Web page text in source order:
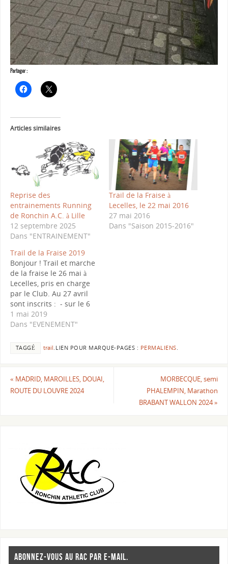
Partager :
Articles similaires
Reprise des
entrainements Running
de Ronchin A.C. à Lille
12 septembre 2025
Dans "ENTRAINEMENT"
Trail de la Fraise à
Lecelles, le 22 mai 2016
27 mai 2016
Dans "Saison 2015-2016"
Trail de la Fraise 2019
Bonjour ! Trail et marche
de la fraise le 26 mai à
Lecelles, pris en charge
par le Club. Au 27 avril
sont inscrits : - sur le 6
km :Nassim, Léa, Alain et
Edie-sur le 15 km: Audrey
Bruno, Perrine, Martine,
1 mai 2019
Dans "EVENEMENT"
TAGGÉ trail LIEN POUR MARQUE-PAGES : PERMALIENS
« MADRID, MAROILLES, DOUAI,
ROUTE DU LOUVRE 2024
MORBECQUE, semi
PHALEMPIN, Marathon
BRABANT WALLON 2024»
ABONNEZ-VOUS AU RAC PAR E-MAIL.